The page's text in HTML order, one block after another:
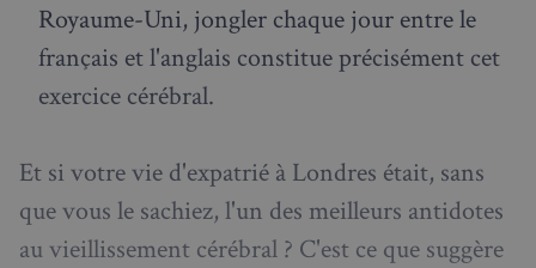
Royaume-Uni, jongler chaque jour entre le
français et l'anglais constitue précisément cet
exercice cérébral.
Et si votre vie d'expatrié à Londres était, sans
que vous le sachiez, l'un des meilleurs antidotes
au vieillissement cérébral ? C'est ce que suggère